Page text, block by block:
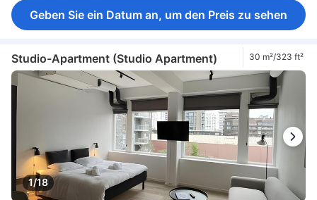
Geben Sie ein Datum an, um den Preis zu sehen
Studio-Apartment (Studio Apartment) 30 m²/323 ft²
1/18